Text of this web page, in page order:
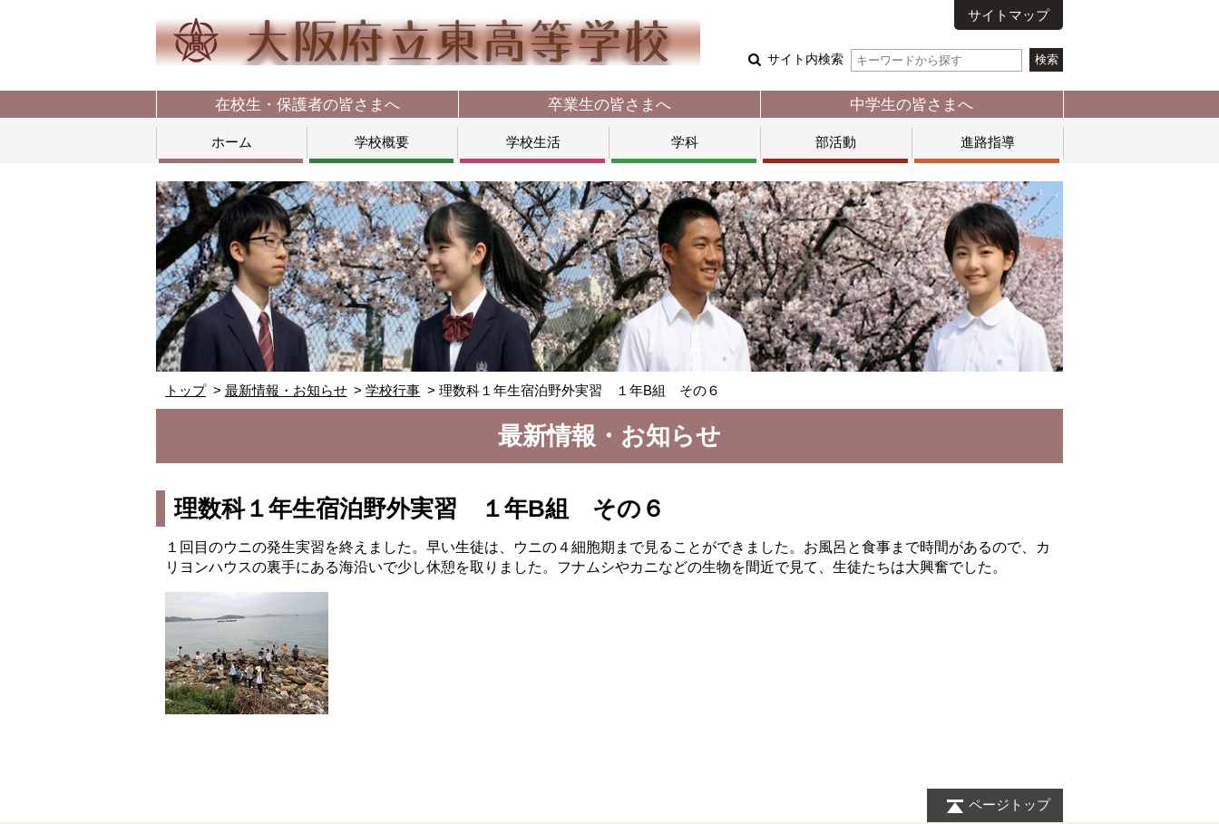
サイトマップ
サイト内検索
在校生・保護者の皆さまへ 卒業生の皆さまへ 中学生の皆さまへ
ホーム 学校概要 学校生活 学科 部活動 進路指導
トップ 最新情報・お知らせ 学校行事 理数科１年生宿泊野外実習 １年B組 その６
最新情報・お知らせ
理数科１年生宿泊野外実習 １年B組 その６
１回目のウニの発生実習を終えました。早い生徒は、ウニの４細胞期まで見ることができました。お風呂と食事まで時間があるので、カ
リヨンハウスの裏手にある海沿いで少し休憩を取りました。フナムシやカニなどの生物を間近で見て、生徒たちは大興奮でした。
ページトップ